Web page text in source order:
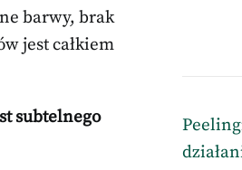
barwy, brak
jest całkiem
subtelnego